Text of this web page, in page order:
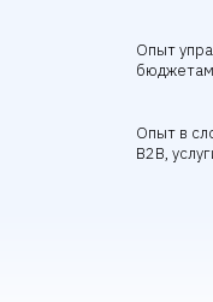
Опыт в
B2B,
Опыт